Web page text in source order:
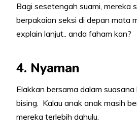
Bagi sesetengah suami, mereka
berpakaian seksi di depan mata
explain lanjut.. anda faham kan?
4. Nyaman
Elakkan bersama dalam
bising. Kalau anak anak masih
mereka terlebih dahulu.